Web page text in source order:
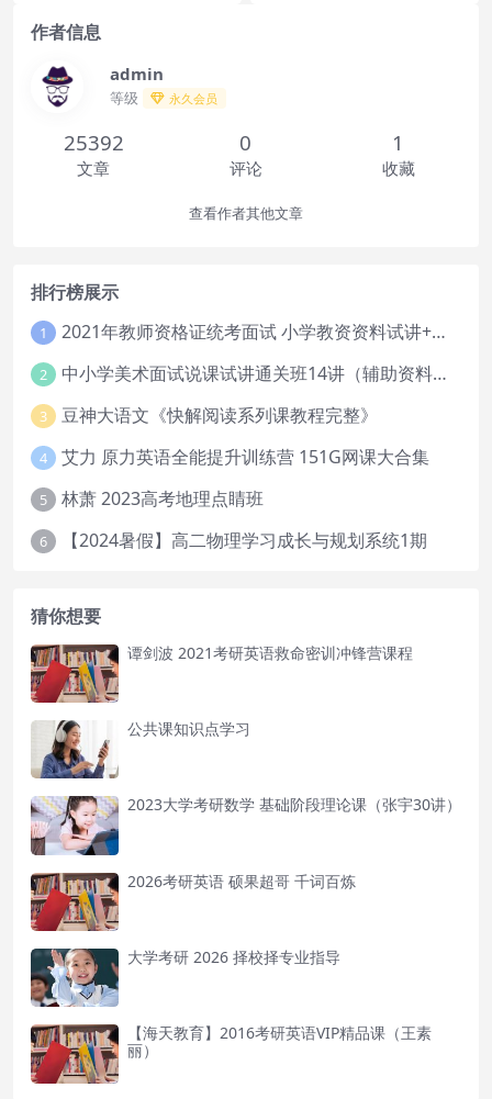
作者信息
admin
等级 永久会员
25392
文章
0
评论
1
收藏
查看作者其他文章
排行榜展示
1 2021年教师资格证统考面试 小学教资资料试讲+答辩
2 中小学美术面试说课试讲通关班14讲（辅助资料第一套）
3 豆神大语文《快解阅读系列课教程完整》
4 艾力 原力英语全能提升训练营 151G网课大合集
5 林萧 2023高考地理点睛班
6 【2024暑假】高二物理学习成长与规划系统1期
猜你想要
谭剑波 2021考研英语救命密训冲锋营课程
公共课知识点学习
2023大学考研数学 基础阶段理论课（张宇30讲）
2026考研英语 硕果超哥 千词百炼
大学考研 2026 择校择专业指导
【海天教育】2016考研英语VIP精品课（王素
丽）